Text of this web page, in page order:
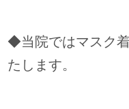
◆当院ではマスク
たします。